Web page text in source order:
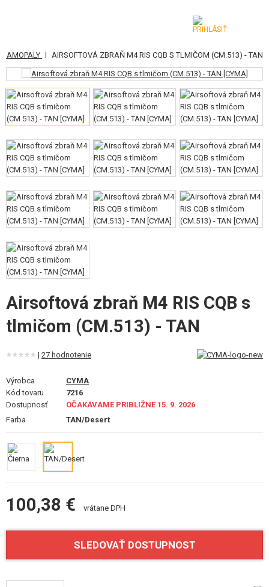
KATEGÓRIE
AIRSOFTOVÉ ZBRANE
VZDUCHOVÉ ZBRANE, PRAKY
GRANÁTOMETY, GRANÁTY
GULIČKY, PLYN
AKUMULÁTORY, NABÍJAČKY
ZÁSOBNÍKY, PLNIČKY
OKULIARE, MASKY
VÝSTROJ, UNIFORMY, PÚZDRA
MASKOVANIE, FARBY, PÁSKY
VYSIELAČKY, HEADSETY, KAMERY
DOPLNKY K ZBRANIAM, POPRUHY
NÁHRADNÉ DIELY ZBRANÍ, UPGRADE
SERVIS A ÚDRŽBA ZBRANÍ
TERČE, STRELNICE
STAVEBNICE, MODELY
| AIRSOFTOVÁ ZBRAŇ M4 RIS CQB S TLMIČOM (CM.513) - TAN
Airsoftová zbraň M4 RIS CQB s
tlmičom (CM.513) - TAN
| 27 hodnotenie
Výrobca
CYMA
Kód tovaru
7216
Dostupnosť
OČAKÁVAME PRIBLIŽNE 15. 9. 2026
Farba
TAN/Desert
100,38 € vrátane DPH
SLEDOVAŤ DOSTUPNOST